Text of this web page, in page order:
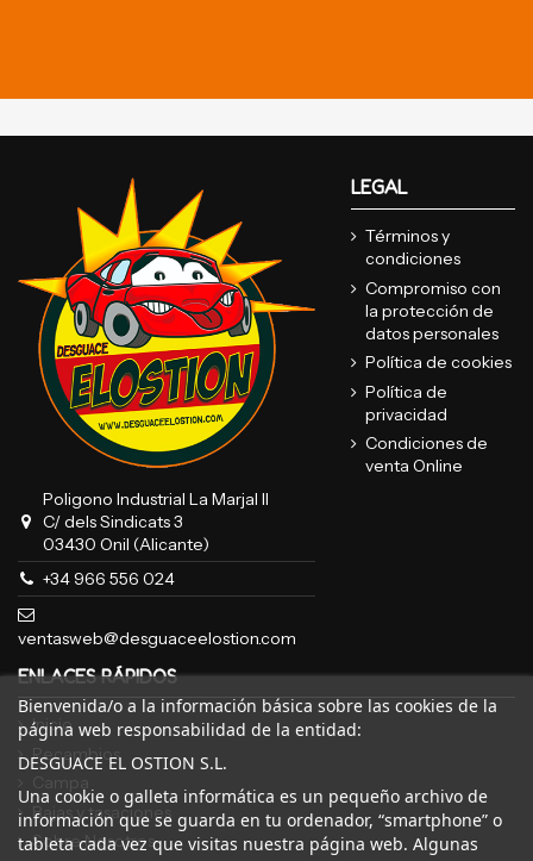
Poligono Industrial La Marjal II
C/ dels Sindicats 3
03430 Onil (Alicante)
+34 966 556 024
ventasweb@desguaceelostion.com
LEGAL
Términos y
condiciones
Compromiso con
la protección de
datos personales
Política de cookies
Política de
privacidad
Condiciones de
venta Online
ENLACES RÁPIDOS
Inicio
Recambios
Bajas y tasaciones
Sobre Nosotros
Bienvenida/o a la información básica sobre las cookies de la
página web responsabilidad de la entidad:
DESGUACE EL OSTION S.L.
Una cookie o galleta informática es un pequeño archivo de
información que se guarda en tu ordenador, “smartphone” o
tableta cada vez que visitas nuestra página web. Algunas